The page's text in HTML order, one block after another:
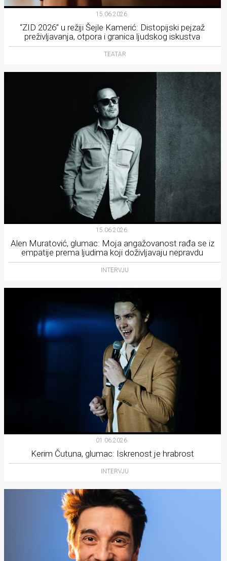
15.06.2026.
“ZID 2026” u režiji Šejle Kamerić: Distopijski pejzaž
preživljavanja, otpora i granica ljudskog iskustva
TEATAR
15.06.2026.
Alen Muratović, glumac: Moja angažovanost rađa se iz
empatije prema ljudima koji doživljavaju nepravdu
INTERVJU
01.06.2026.
Kerim Čutuna, glumac: Iskrenost je hrabrost
INTERVJU